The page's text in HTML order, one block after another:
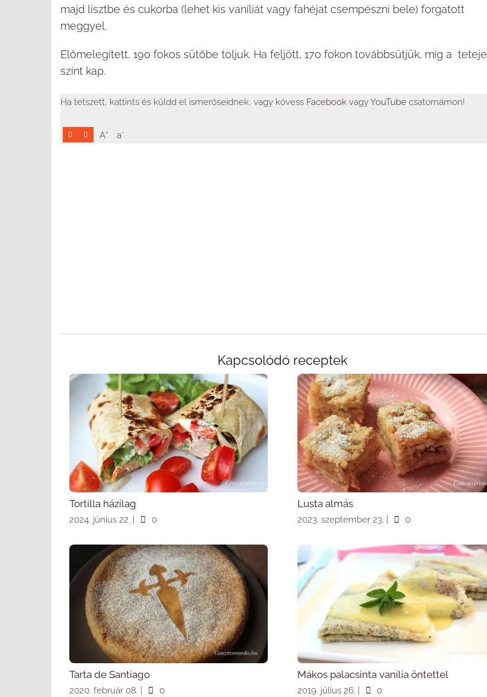
majd lisztbe és cukorba (lehet kis vaníliát vagy fahéjat csempészni bele) forgatott
meggyel.
Előmelegített, 190 fokos sütőbe toljuk. Ha feljött, 170 fokon továbbsütjük, míg a teteje
színt kap.
Ha tetszett, kattints és küldd el ismerőseidnek, vagy kövess Facebook vagyYouTube csatornámon!
A+ a-
Kapcsolódó receptek
Tortilla házilag
2024. június 22. 0
Lusta almás
2023. szeptember 23. 0
Tarta de Santiago
2020. február 08. 0
Mákos palacsinta vanília öntettel
2019. július 26. 0